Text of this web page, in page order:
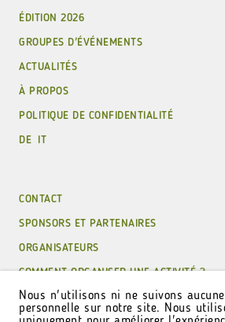
Nous n'utilisons ni ne suivons
personnelle sur notre site. Nous
ÉDITION 2026
GROUPES D'ÉVÉNEMENTS
ACTUALITÉS
À PROPOS
POLITIQUE DE CONFIDENTIALITÉ
DE IT
CONTACT
SPONSORS ET PARTENAIRES
ORGANISATEURS
COMMENT ORGANISER UNE ACTIVITÉ ?
COMMENT PARTICIPER À UNE ACTIVITÉ ?